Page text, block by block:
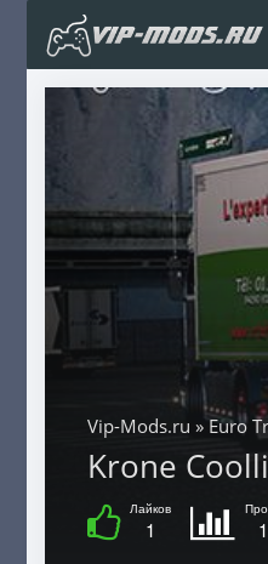
Vip-Mods.ru »Euro
Krone
Лайков
1